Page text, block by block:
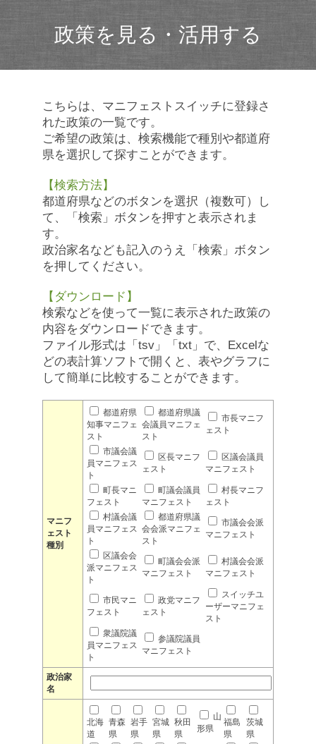
政策を見る・活用する
こちらは、マニフェストスイッチに登録さ
れた政策の一覧です。
ご希望の政策は、検索機能で種別や都道府
県を選択して探すことができます。
【検索方法】
都道府県などのボタンを選択（複数可）し
て、「検索」ボタンを押すと表示されま
す。
政治家名なども記入のうえ「検索」ボタン
を押してください。
【ダウンロード】
検索などを使って一覧に表示された政策の
内容をダウンロードできます。
ファイル形式は「tsv」「txt」で、Excelな
どの表計算ソフトで開くと、表やグラフに
して簡単に比較することができます。
マニフ
ェスト
種別
都道府県
知事マニフェ
スト
都道府県議
会議員マニフェ
スト
市長マニフ
ェスト
市議会議
員マニフェス
ト
区長マニフ
ェスト
区議会議員
マニフェスト
町長マニ
フェスト
町議会議員
マニフェスト
村長マニフ
ェスト
村議会議
員マニフェス
ト
都道府県議
会会派マニフェ
スト
市議会会派
マニフェスト
区議会会
派マニフェス
ト
町議会会派
マニフェスト
村議会会派
マニフェスト
市民マニ
フェスト
政党マニフ
ェスト
スイッチユ
ーザーマニフェ
スト
衆議院議
員マニフェス
ト
参議院議員
マニフェスト
政治家
名
北海
道
青森
県
岩手
県
宮城
県
秋田
県
山
形県
福島
県
茨城
県